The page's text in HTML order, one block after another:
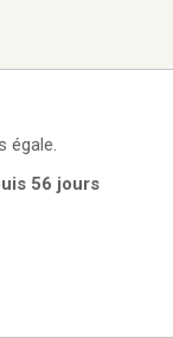
égale.
56 jours